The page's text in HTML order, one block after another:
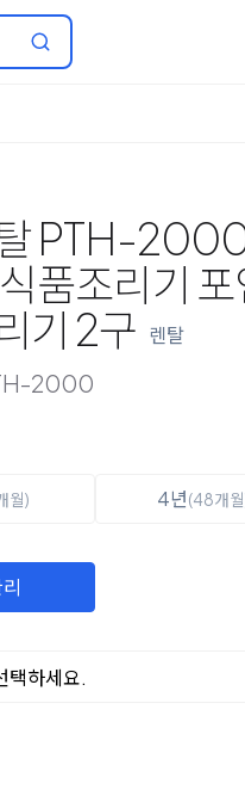
PTH-
품조리기
기 2구 렌탈
2000
월) 4년(48개
택하세요.